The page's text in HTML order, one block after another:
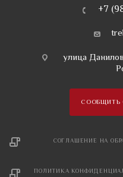
+7
улица
СООБЩИТЬ
СОГЛАШЕНИЕ НА
ПОЛИТИКА